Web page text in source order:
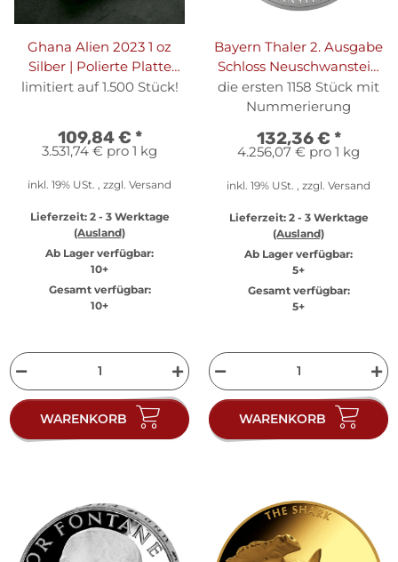
Ghana Alien 2023 1 oz
Silber | Polierte Platte
Coloriert
limitiert auf 1.500 Stück!
109,84 € *
3.531,74 € pro 1 kg
inkl. 19% USt. , zzgl. Versand
Lieferzeit: 2 - 3 Werktage
(Ausland)
Ab Lager verfügbar:
10+
Gesamt verfügbar:
10+
WARENKORB
Bayern Thaler 2. Ausgabe
Schloss Neuschwanstein
2026 1 oz Silber - Polierte
Platte
die ersten 1158 Stück mit
Nummerierung
132,36 € *
4.256,07 € pro 1 kg
inkl. 19% USt. , zzgl. Versand
Lieferzeit: 2 - 3 Werktage
(Ausland)
Ab Lager verfügbar:
5+
Gesamt verfügbar:
5+
WARENKORB